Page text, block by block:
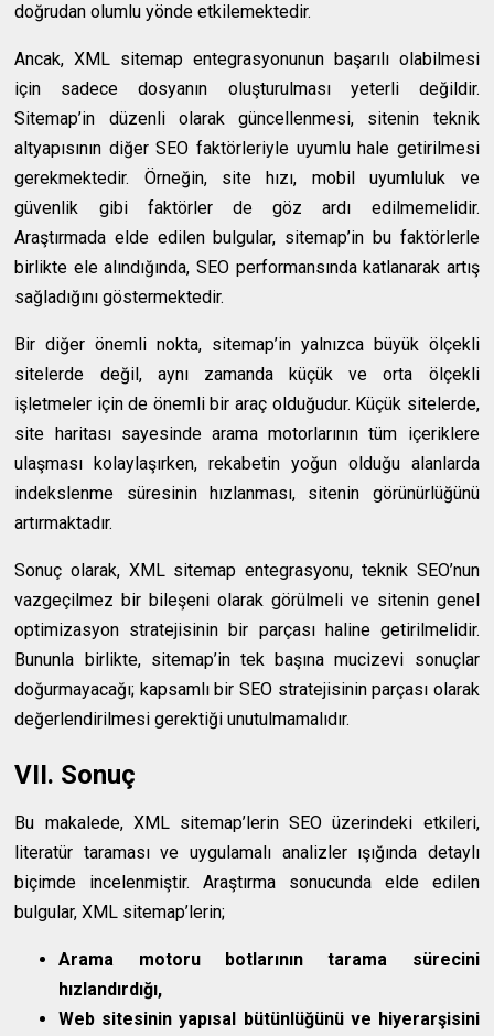
doğrudan olumlu yönde etkilemektedir.
Ancak, XML sitemap entegrasyonunun başarılı olabilmesi
için sadece dosyanın oluşturulması yeterli değildir.
Sitemap’in düzenli olarak güncellenmesi, sitenin teknik
altyapısının diğer SEO faktörleriyle uyumlu hale getirilmesi
gerekmektedir. Örneğin, site hızı, mobil uyumluluk ve
güvenlik gibi faktörler de göz ardı edilmemelidir.
Araştırmada elde edilen bulgular, sitemap’in bu faktörlerle
birlikte ele alındığında, SEO performansında katlanarak artış
sağladığını göstermektedir.
Bir diğer önemli nokta, sitemap’in yalnızca büyük ölçekli
sitelerde değil, aynı zamanda küçük ve orta ölçekli
işletmeler için de önemli bir araç olduğudur. Küçük sitelerde,
site haritası sayesinde arama motorlarının tüm içeriklere
ulaşması kolaylaşırken, rekabetin yoğun olduğu alanlarda
indekslenme süresinin hızlanması, sitenin görünürlüğünü
artırmaktadır.
Sonuç olarak, XML sitemap entegrasyonu, teknik SEO’nun
vazgeçilmez bir bileşeni olarak görülmeli ve sitenin genel
optimizasyon stratejisinin bir parçası haline getirilmelidir.
Bununla birlikte, sitemap’in tek başına mucizevi sonuçlar
doğurmayacağı; kapsamlı bir SEO stratejisinin parçası olarak
değerlendirilmesi gerektiği unutulmamalıdır.
VII. Sonuç
Bu makalede, XML sitemap’lerin SEO üzerindeki etkileri,
literatür taraması ve uygulamalı analizler ışığında detaylı
biçimde incelenmiştir. Araştırma sonucunda elde edilen
bulgular, XML sitemap’lerin;
Arama motoru botlarının tarama sürecini
hızlandırdığı,
Web sitesinin yapısal bütünlüğünü ve hiyerarşisini